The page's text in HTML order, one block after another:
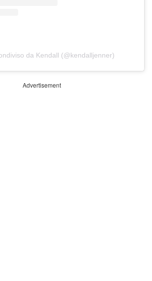
da Kendall (@kendalljenner)
Advertisement